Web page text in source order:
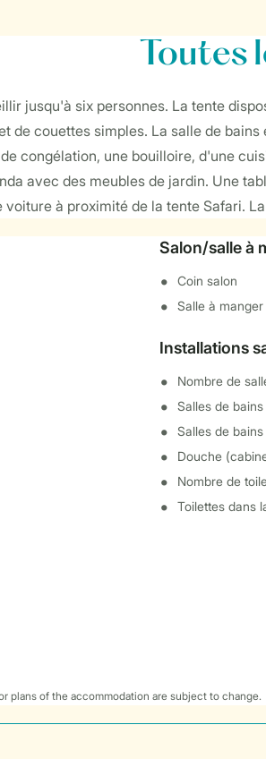
Toutes
jusqu'à six personnes. La tente
de couettes simples. La salle de
congélation, une bouilloire, d'une
avec des meubles de jardin. Une
à proximité de la tente Safari.
Salon/salle à
Coin salon
Salle à manger
Installations
Nombre de
Salles de bains
Salles de
Douche
Nombre de
Toilettes dans
plans of the accommodation are subject to change.